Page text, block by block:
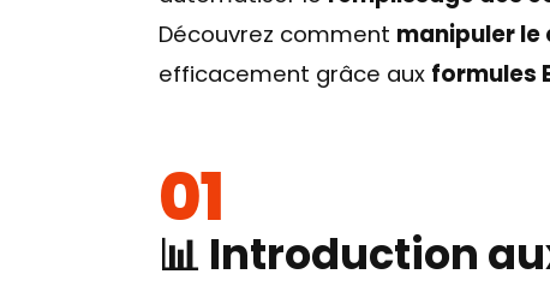
Découvrez comment manipuler le
efficacement grâce aux formules
📊 Introduction